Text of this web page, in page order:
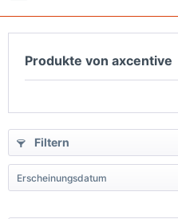
Produkte von axcentive
Filtern